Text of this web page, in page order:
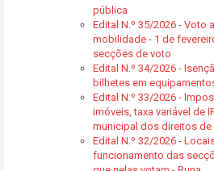
pública
Edital N.º 35/2026 - Voto
mobilidade - 1 de
secções de voto
Edital N.º 34/2026 -
bilhetes em
Edital N.º 33/2026 -
imóveis, taxa variável de
municipal dos direitos de
Edital N.º 32/2026 -
funcionamento das